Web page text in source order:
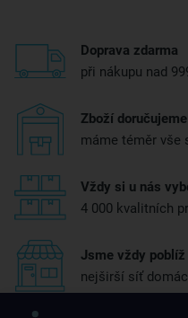
Doprava zdarma
při nákupu nad
Zboží
máme téměr vše
Vždy si u nás
4 000 kvalitních
Jsme vždy poblíž
nejširší síť
Získejte rady, recepty